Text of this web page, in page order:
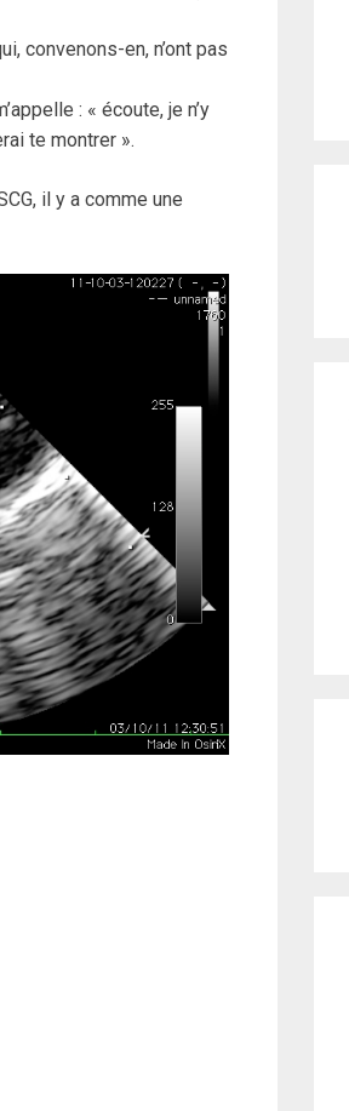
convenons-en, n’ont pas
: « écoute, je n’y
te montrer ».
il y a comme une